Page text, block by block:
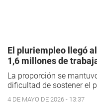
El pluriempleo llegó
1,6 millones de
La proporción se
dificultad de sostener el
4 DE MAYO DE 2026 - 13:37